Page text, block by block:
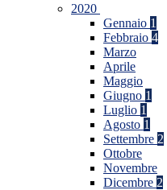
2020
Gennaio 1
Febbraio 4
Marzo
Aprile
Maggio
Giugno 1
Luglio 1
Agosto 1
Settembre 2
Ottobre
Novembre
Dicembre 2